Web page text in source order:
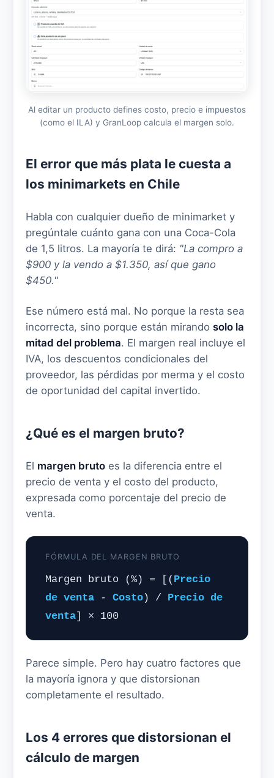
Al editar un producto defines costo, precio e impuestos
(como el ILA) y GranLoop calcula el margen solo.
El error que más plata le cuesta a
los minimarkets en Chile
Habla con cualquier dueño de minimarket y
pregúntale cuánto gana con una Coca-Cola
de 1,5 litros. La mayoría te dirá: "La compro a
$900 y la vendo a $1.350, así que gano
$450."
Ese número está mal. No porque la resta sea
incorrecta, sino porque están mirandosolo la
mitad del problema. El margen real incluye el
IVA, los descuentos condicionales del
proveedor, las pérdidas por merma y el costo
de oportunidad del capital invertido.
¿Qué es el margen bruto?
El margen bruto es la diferencia entre el
precio de venta y el costo del producto,
expresada como porcentaje del precio de
venta.
FÓRMULA DEL MARGEN BRUTO
Margen bruto (%) = [( Precio
de venta -Costo) / Precio de
venta] × 100
Parece simple. Pero hay cuatro factores que
la mayoría ignora y que distorsionan
completamente el resultado.
Los 4 errores que distorsionan el
cálculo de margen